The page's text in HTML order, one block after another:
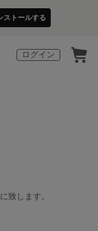
ストールする
ログイン
致します。